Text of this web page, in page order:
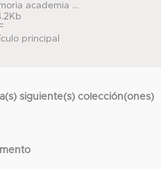
academia ...
principal
siguiente(s) colección(ones)